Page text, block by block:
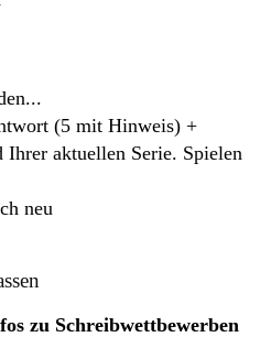
(5 mit Hinweis) +
Ihrer aktuellen Serie. Spielen
neu
zu Schreibwettbewerben